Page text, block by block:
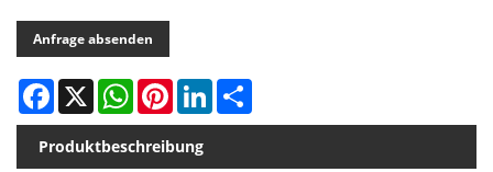
Anfrage absenden
Facebook
X WhatsAppPinterestLinkedIn
Produktbeschreibung